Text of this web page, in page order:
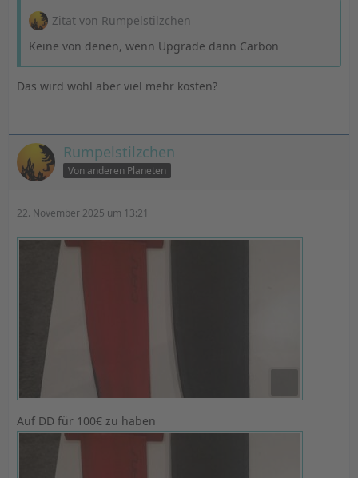
Zitat von Rumpelstilzchen
Keine von denen, wenn Upgrade dann Carbon
Das wird wohl aber viel mehr kosten?
Rumpelstilzchen
Von anderen Planeten
22. November 2025 um 13:21
Auf DD für 100€ zu haben